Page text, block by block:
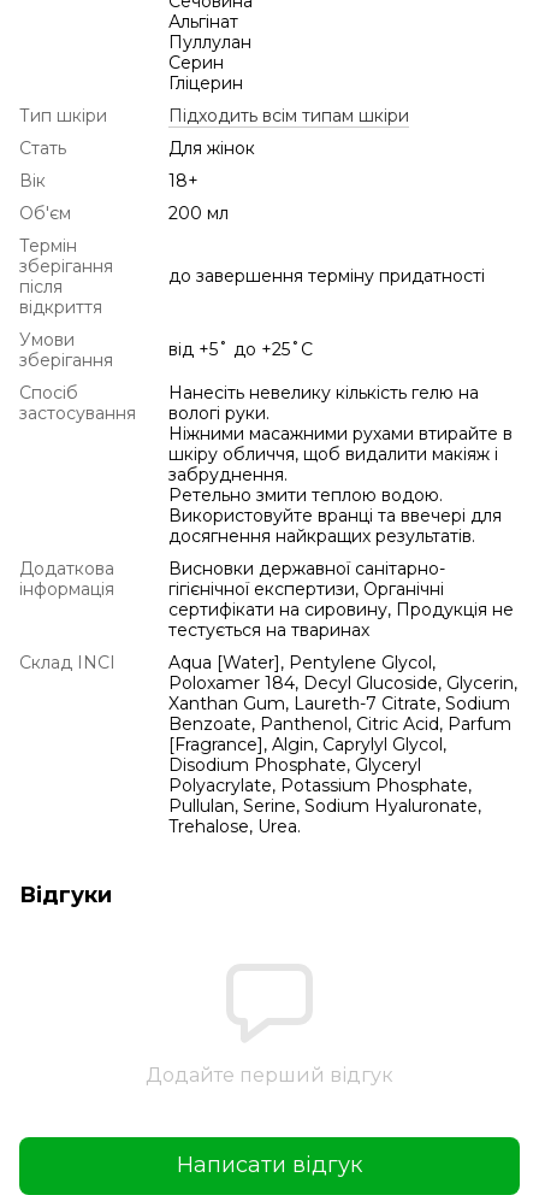
Альгінат
Пуллулан
Серин
Гліцерин
Тип шкіри
Підходить всім типам шкіри
Стать
Для жінок
Вік
18+
Об'єм
200 мл
Термін
зберігання
після
відкриття
до завершення терміну придатності
Умови
зберігання
від +5˚ до +25˚С
Спосіб
застосування
Нанесіть невелику кількість гелю на
вологі руки.
Ніжними масажними рухами втирайте в
шкіру обличчя, щоб видалити макіяж і
забруднення.
Ретельно змити теплою водою.
Використовуйте вранці та ввечері для
досягнення найкращих результатів.
Додаткова
інформація
Висновки державної санітарно-
гігієнічної експертизи, Органічні
сертифікати на сировину, Продукція не
тестується на тваринах
Склад INCI
Aqua [Water], Pentylene Glycol,
Poloxamer 184, Decyl Glucoside, Glycerin,
Xanthan Gum, Laureth-7 Citrate, Sodium
Benzoate, Panthenol, Citric Acid, Parfum
[Fragrance], Algin, Caprylyl Glycol,
Disodium Phosphate, Glyceryl
Polyacrylate, Potassium Phosphate,
Pullulan, Serine, Sodium Hyaluronate,
Trehalose, Urea.
Відгуки
Додайте перший відгук
Написати відгук